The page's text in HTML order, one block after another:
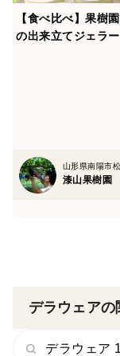
【食べ比べ】果樹
の出来立てジェラ
山形県南陽市
漆山果樹園
デラウェアの
デラウェア